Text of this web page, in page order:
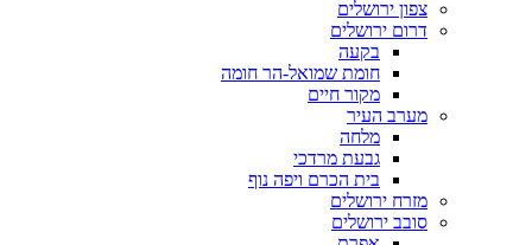
צפון ירושלים
דרום ירושלים
בקעה
חומת שמואל-הר חומה
מקור חיים
מערב העיר
מלחה
גבעת מרדכי
בית הכרם ויפה נוף
מזרח ירושלים
סובב ירושלים